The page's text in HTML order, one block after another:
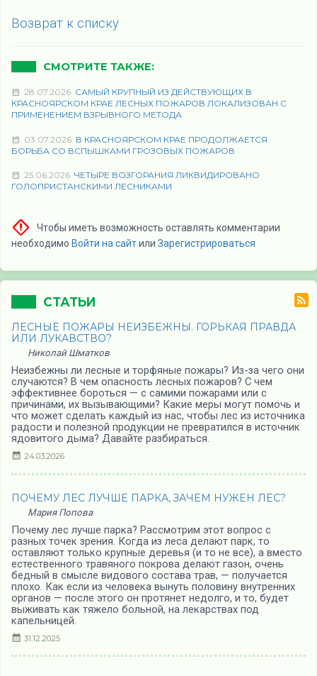
Возврат к списку
СМОТРИТЕ ТАКЖЕ:
28.07.2026 САМЫЙ КРУПНЫЙ ИЗ ДЕЙСТВУЮЩИХ В
КРАСНОЯРСКОМ КРАЕ ЛЕСНЫХ ПОЖАРОВ ЛОКАЛИЗОВАН С
ПРИМЕНЕНИЕМ ВЗРЫВНОГО МЕТОДА
03.07.2026 В КРАСНОЯРСКОМ КРАЕ ПРОДОЛЖАЕТСЯ
БОРЬБА СО ВСПЫШКАМИ ГРОЗОВЫХ ПОЖАРОВ
25.06.2026 ЧЕТЫРЕ ВОЗГОРАНИЯ ЛИКВИДИРОВАНО
ГОЛОПРИСТАНСКИМИ ЛЕСНИКАМИ
Чтобы иметь возможность оставлять комментарии
необходимо Войти на сайтили Зарегистрироваться
СТАТЬИ
ЛЕСНЫЕ ПОЖАРЫ НЕИЗБЕЖНЫ. ГОРЬКАЯ ПРАВДА
ИЛИ ЛУКАВСТВО?
Николай Шматков
Неизбежны ли лесные и торфяные пожары? Из-за чего они
случаются? В чем опасность лесных пожаров? С чем
эффективнее бороться — с самими пожарами или с
причинами, их вызывающими? Какие меры могут помочь и
что может сделать каждый из нас, чтобы лес из источника
радости и полезной продукции не превратился в источник
ядовитого дыма? Давайте разбираться.
24.03.2026
ПОЧЕМУ ЛЕС ЛУЧШЕ ПАРКА, ЗАЧЕМ НУЖЕН ЛЕС?
Мария Попова
Почему лес лучше парка? Рассмотрим этот вопрос с
разных точек зрения. Когда из леса делают парк, то
оставляют только крупные деревья (и то не все), а вместо
естественного травяного покрова делают газон, очень
бедный в смысле видового состава трав, — получается
плохо. Как если из человека вынуть половину внутренних
органов — после этого он протянет недолго, и то, будет
выживать как тяжело больной, на лекарствах под
капельницей.
31.12.2025